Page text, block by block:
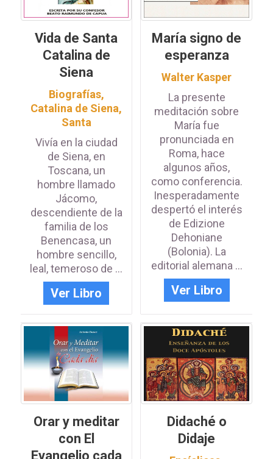
Vida de Santa
Catalina de
Siena
Biografías,
Catalina de Siena,
Santa
Vivía en la ciudad
de Siena, en
Toscana, un
hombre llamado
Jácomo,
descendiente de la
familia de los
Benencasa, un
hombre sencillo,
leal, temeroso de ...
Ver Libro
María signo de
esperanza
Walter Kasper
La presente
meditación sobre
María fue
pronunciada en
Roma, hace
algunos años,
como conferencia.
Inesperadamente
despertó el interés
de Edizione
Dehoniane
(Bolonia). La
editorial alemana ...
Ver Libro
Orar y meditar
con El
Evangelio cada
Didaché o
Didaje
IDENTIFICATE PARA
ACCEDER